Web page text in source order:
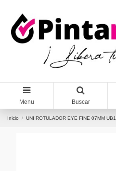
Menu Buscar
Inicio UNI ROTULADOR EYE FINE 07MM